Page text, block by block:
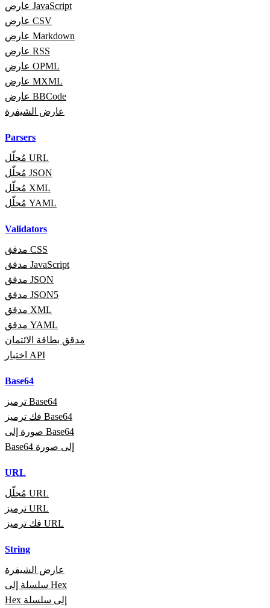
عارض JavaScript
عارض CSV
عارض Markdown
عارض RSS
عارض OPML
عارض MXML
عارض BBCode
عارض الشيفرة
Parsers
مُحلّل URL
مُحلّل JSON
مُحلّل XML
مُحلّل YAML
Validators
مدقق CSS
مدقق JavaScript
مدقق JSON
مدقق JSON5
مدقق XML
مدقق YAML
مدقق بطاقة الائتمان
اختبار API
Base64
ترميز Base64
فك ترميز Base64
صورة إلى Base64
Base64 إلى صورة
URL
مُحلّل URL
ترميز URL
فك ترميز URL
String
عارض الشيفرة
سلسلة إلى Hex
Hex إلى سلسلة